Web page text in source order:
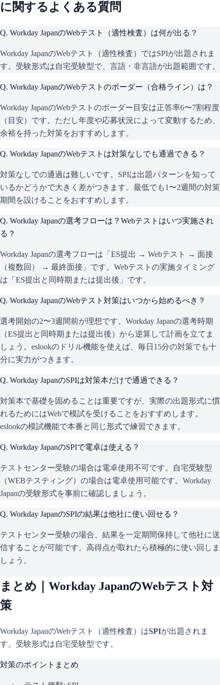
に関するよくある質問
Q. Workday JapanのWebテスト（適性検査）は何が出る？
Workday JapanのWebテスト（適性検査）ではSPIが出題されま
す。受験形式は自宅受験型で、言語・非言語が出題範囲です。
Q. Workday JapanのWebテストのボーダー（合格ライン）は？
Workday JapanのWebテストのボーダー目安は正答率6〜7割程度
（目安）です。ただし年度や応募状況によって変動するため、
余裕を持った対策をおすすめします。
Q. Workday JapanのWebテストは対策なしでも通過できる？
対策なしでの通過は難しいです。SPIは出題パターンを知って
いるかどうかで大きく差がつきます。最低でも1〜2週間の対策
期間を設けることをおすすめします。
Q. Workday Japanの選考フローは？Webテストはいつ実施され
る？
Workday Japanの選考フローは「ES提出 → Webテスト → 面接
（複数回） → 最終面接」です。Webテストの実施タイミング
は「ES提出と同時期または提出後」です。
Q. Workday JapanのWebテスト対策はいつから始めるべき？
選考開始の2〜3週間前が理想です。Workday Japanの選考時期
（ES提出と同時期または提出後）から逆算して計画を立てま
しょう。eslookのドリル機能を使えば、毎日15分の対策でも十
分に実力がつきます。
Q. Workday JapanのSPIは対策本だけで通過できる？
対策本で基礎を固めることは重要ですが、実際の出題形式に慣
れるためにはWebで模試を受けることをおすすめします。
eslookの模試機能で本番と同じ形式で練習できます。
Q. Workday JapanのSPIで電卓は使える？
テストセンター受験の場合は電卓使用不可です。自宅受験型
（WEBテスティング）の場合は電卓使用可能です。Workday
Japanの受験形式を事前に確認しましょう。
Q. Workday JapanのSPIの結果は他社に使い回せる？
テストセンター受験の場合、結果を一定期間保持して他社に送
信することが可能です。高得点が取れたら積極的に使い回しま
しょう。
まとめ｜ Workday JapanのWebテスト対
策
Workday JapanのWebテスト（適性検査）はSPIが出題されま
す。 受験形式は自宅受験型です。
対策のポイントまとめ